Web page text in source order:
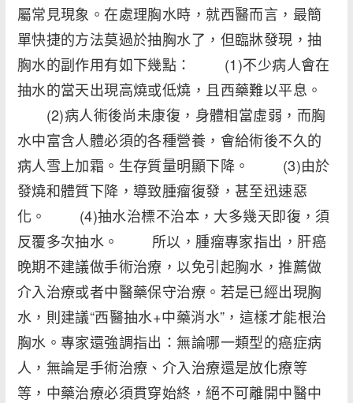
屬常見現象。在處理胸水時，就西醫而言，最簡
單快捷的方法莫過於抽胸水了，但臨牀發現，抽
胸水的副作用有如下幾點： (1)不少病人會在
抽水的當天出現高燒或低燒，且西藥難以平息。
(2)病人術後尚未康復，身體相當虛弱，而胸
水中富含人體必須的各種營養，會給術後不久的
病人雪上加霜。生存質量明顯下降。 (3)由於
發燒和體質下降，導致腫瘤復發，甚至迅速惡
化。 (4)抽水治標不治本，大多幾天即復，須
反覆多次抽水。 所以，腫瘤專家指出，肝癌
晚期不建議做手術治療，以免引起胸水，推薦做
介入治療或者中醫藥保守治療。若是已經出現胸
水，則建議“西醫抽水+中藥消水”，這樣才能根治
胸水。專家還強調指出：無論哪一類型的癌症病
人，無論是手術治療、介入治療還是放化療等
等，中藥治療必須貫穿始終，絕不可離開中醫中